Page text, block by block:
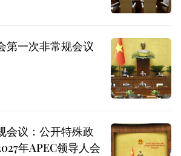
第一次非常规会议
会议：公开特殊政
年APEC领导人会